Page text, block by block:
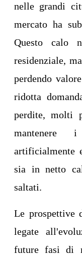
nelle grandi
mercato ha
Questo calo
residenziale,
perdendo
ridotta
perdite, molti
mantenere
artificialmente
sia in netto
saltati.
Le prospettive
legate
future fasi di